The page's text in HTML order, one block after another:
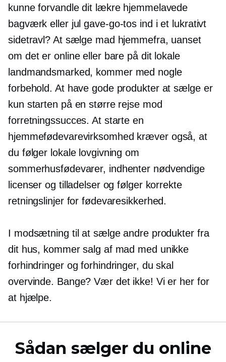
kunne forvandle dit lækre hjemmelavede
bagværk eller julgave-go-tos ind i et lukrativt
sidetravl? At sælge mad hjemmefra, uanset
om det er online eller bare på dit lokale
landmandsmarked, kommer med nogle
forbehold. At have gode produkter at sælge er
kun starten på en større rejse mod
forretningssucces. At starte en
hjemmefødevarevirksomhed kræver også, at
du følger lokale lovgivning om
sommerhusfødevarer, indhenter nødvendige
licenser og tilladelser og følger korrekte
retningslinjer for fødevaresikkerhed.
I modsætning til at sælge andre produkter fra
dit hus, kommer salg af mad med unikke
forhindringer og forhindringer, du skal
overvinde. Bange? Vær det ikke! Vi er her for
at hjælpe.
Sådan sælger du online